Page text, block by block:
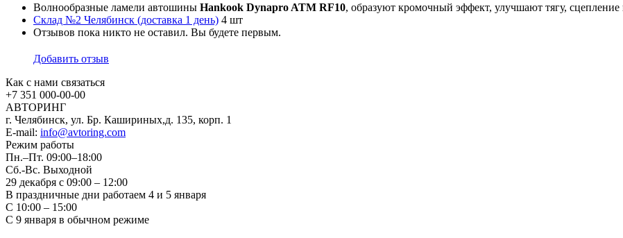
Волнообразные ламели автошины Hankook Dynapro ATM RF10, образуют кромочный эффект, улучшают тягу,
Склад №2 Челябинск (доставка 1 день) 4 шт
Отзывов пока никто не оставил. Вы будете первым.
Добавить отзыв
Как с нами связаться
+7 351 000-00-00
АВТОРИНГ
г. Челябинск, ул. Бр. Кашириных,д. 135, корп. 1
E-mail: info@avtoring.com
Режим работы
Пн.–Пт. 09:00–18:00
Сб.-Вс. Выходной
29 декабря с 09:00 – 12:00
В праздничные дни работаем 4 и 5 января
С 10:00 – 15:00
С 9 января в обычном режиме